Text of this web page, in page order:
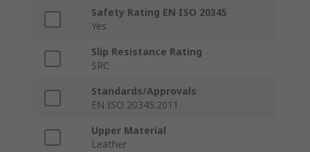
Safety Rating EN ISO 20345
Yes
Slip Resistance Rating
SRC
Standards/Approvals
EN ISO 20345:2011
Upper Material
Leather